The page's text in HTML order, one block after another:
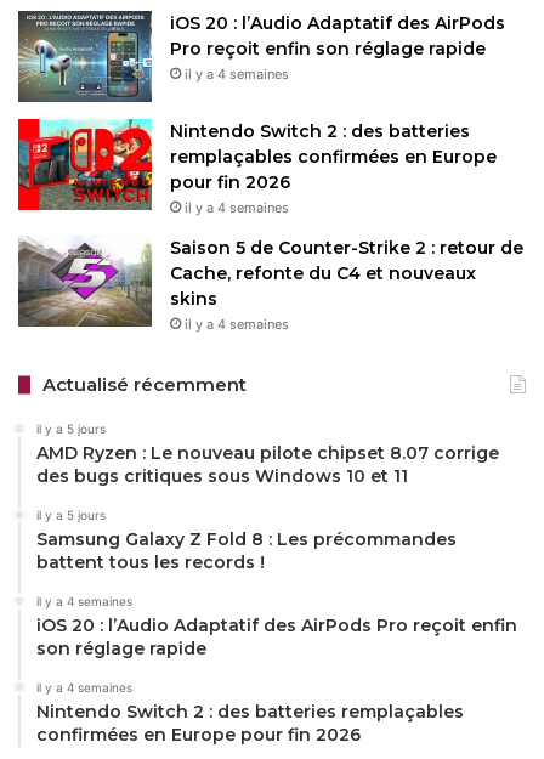
montages.
Adam Mosseri a également laissé entendre que certaines
fonctionnalités IA pourraient devenir payantes à l’avenir, en
raison des coûts élevés de calcul. Mais pour l’instant,
l’appli est entièrement gratuite, accessible avec votre
compte Instagram.
L’application est disponible sur l’App Store pour iPhone
(iOS 15.1 ou ultérieur)par là
pour Android par ici. Il suffit de rechercher « Edits, an
connecter avec vos identifiants Instagram. L’appli est
légère et optimisée pour une utilisation fluide, même sur
des appareils milieu de gamme.
Restez connecté via Google News
Suivez-nous pour les dernières mises à jour et guides.
Edits Instagram
iOS 20 : l’Audio Adaptatif des AirPods
Pro reçoit enfin son réglage rapide
il y a 4 semaines
Nintendo Switch 2 : des batteries
remplaçables confirmées en Europe
pour fin 2026
il y a 4 semaines
Saison 5 de Counter-Strike 2 : retour de
Cache, refonte du C4 et nouveaux
skins
il y a 4 semaines
Actualisé récemment
il y a 5 jours
AMD Ryzen : Le nouveau pilote chipset 8.07 corrige
des bugs critiques sous Windows 10 et 11
il y a 5 jours
Samsung Galaxy Z Fold 8 : Les précommandes
battent tous les records !
il y a 4 semaines
iOS 20 : l’Audio Adaptatif des AirPods Pro reçoit enfin
son réglage rapide
il y a 4 semaines
Nintendo Switch 2 : des batteries remplaçables
confirmées en Europe pour fin 2026